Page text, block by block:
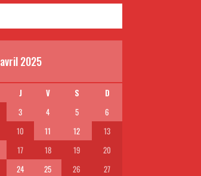
avril 2025
J V S
D
3 4 5
6
10 11 12
13
17 18 19
20
24 25 26
27